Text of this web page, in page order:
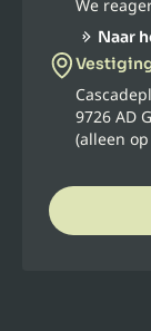
We
Naar
9726 AD
(alleen